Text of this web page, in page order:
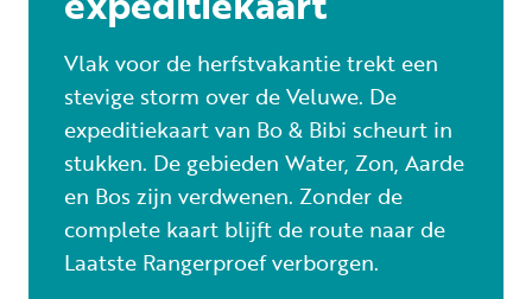
Vlak voor de herfstvakantie trekt een
stevige storm over de Veluwe. De
expeditiekaart van Bo & Bibi scheurt in
stukken. De gebieden Water, Zon, Aarde
en Bos zijn verdwenen. Zonder de
complete kaart blijft de route naar de
Laatste Rangerproef verborgen.